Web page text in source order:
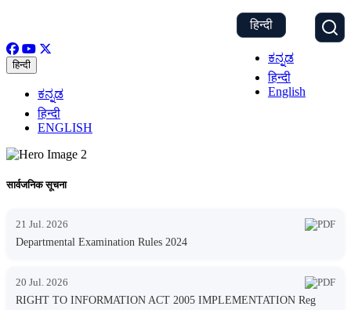
हिन्दी
ಕನ್ನಡ
हिन्दी
English
हिन्दी
ಕನ್ನಡ
हिन्दी
ENGLISH
सार्वजनिक सूचना
21 Jul. 2026
Departmental Examination Rules 2024
20 Jul. 2026
RIGHT TO INFORMATION ACT 2005 IMPLEMENTATION Reg